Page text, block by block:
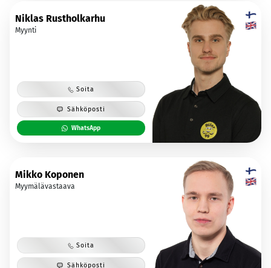
Niklas Rustholkarhu
Myynti
Soita
Sähköposti
WhatsApp
Mikko Koponen
Myymälävastaava
Soita
Sähköposti